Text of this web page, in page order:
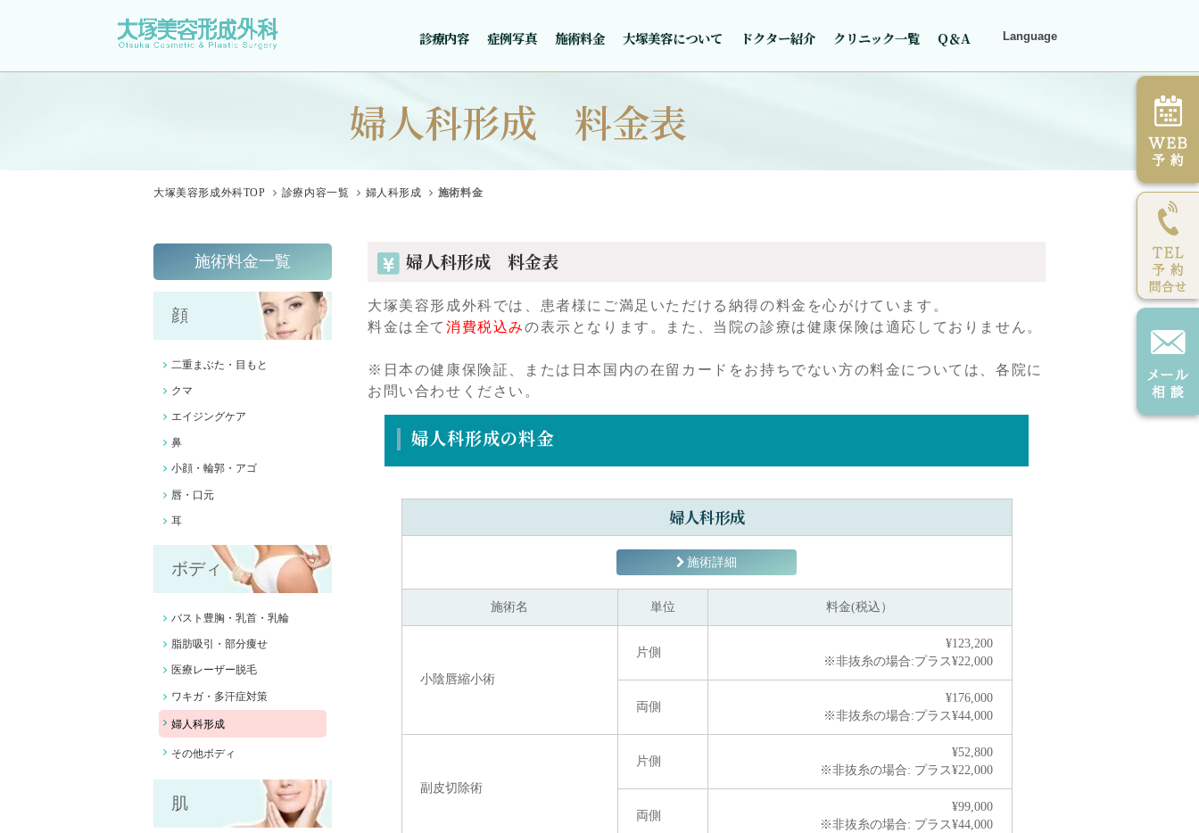
診療内容 症例写真 施術料金 大塚美容について ドクター紹介 クリニック一覧 Q＆A Language
婦人科形成 料金表
大塚美容形成外科TOP 診療内容一覧 婦人科形成 施術料金
婦人科形成 料金表
大塚美容形成外科では、患者様にご満足いただける納得の料金を心がけています。
料金は全て 消費税込みの表示となります。また、当院の診療は健康保険は適応しておりません。
※日本の健康保険証、または日本国内の在留カードをお持ちでない方の料金については、各院に
お問い合わせください。
婦人科形成の料金
婦人科形成
施術詳細
施術名 単位 料金(税込）
小陰唇縮小術
片側
¥123,200
※非抜糸の場合:プラス¥22,000
両側
¥176,000
※非抜糸の場合:プラス¥44,000
副皮切除術
片側
¥52,800
※非抜糸の場合: プラス¥22,000
両側
¥99,000
※非抜糸の場合: プラス¥44,000
施術料金一覧
顔
二重まぶた ・目もと
クマ
エイジングケア
鼻
小顔・輪郭・アゴ
唇・口元
耳
ボディ
バスト豊胸 ・乳首・乳輪
脂肪吸引 ・部分痩せ
医療レーザー脱毛
ワキガ・多汗症対策
婦人科形成
その他ボディ
肌